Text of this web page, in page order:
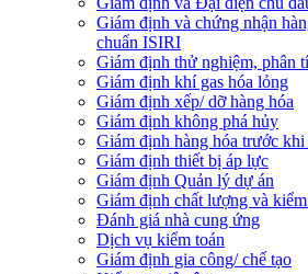
Giám định và chứng nhận
chuẩn ISIRI
Giám định thử nghiệm, phân
Giám định khí gas hóa lỏng
Giám định xếp/ dỡ hàng hóa
Giám định không phá hủy
Giám định hàng hóa trước khi
Giám định thiết bị áp lực
Giám định Quản lý dự án
Giám định chất lượng và
Đánh giá nhà cung ứng
Dịch vụ kiểm toán
Giám định gia công/ chế tạo